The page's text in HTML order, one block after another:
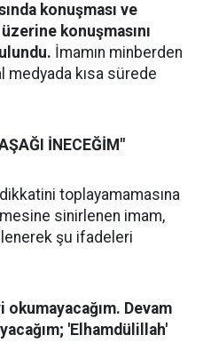
konuşması ve
konuşmasını
İmamın minberden
medyada kısa sürede
İNECEĞİM"
toplayamamasına
sinirlenen imam,
şu ifadeleri
Devam
'Elhamdülillah'